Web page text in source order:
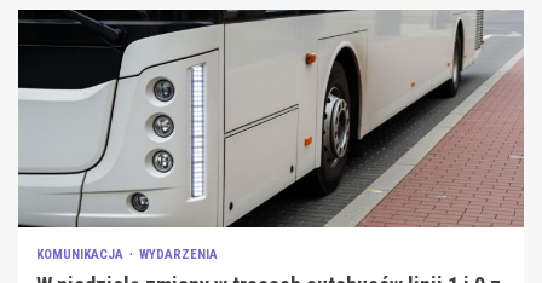
KOMUNIKACJA WYDARZENIA